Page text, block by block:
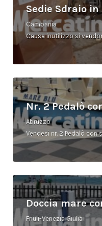
Sedie Sdraio
Campania
Causa inutilizzo si
Nr. 2 Pedalò
Abruzzo
Vendesi nr. 2 Pedalò
Doccia mare
Friuli-Venezia Giulia